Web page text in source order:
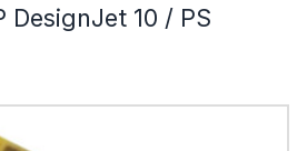
DesignJet 10 / PS